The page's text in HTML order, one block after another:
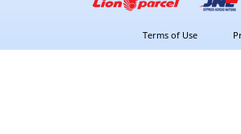
Terms of Use